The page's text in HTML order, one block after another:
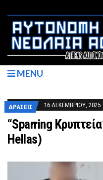
MENU
ΔΡΆΣΕΙΣ 16 ΔΕΚΕΜΒΡΊΟΥ, 2025
“Sparring
Hellas)